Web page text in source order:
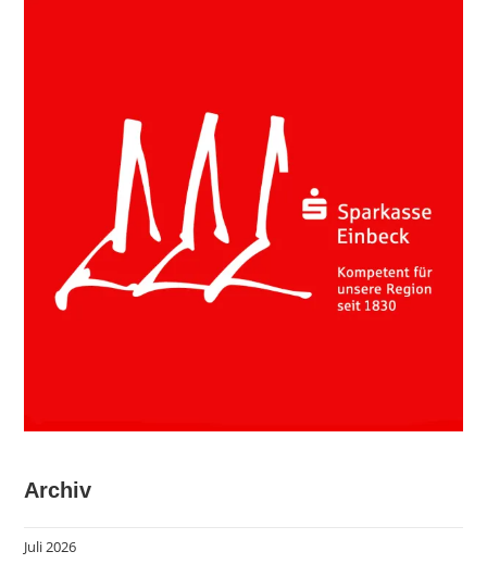
Archiv
Juli 2026